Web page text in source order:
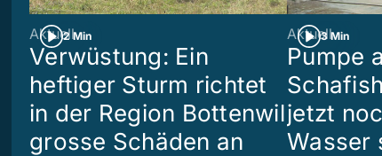
2 Min
Aktuell
Verwüstung: Ein
heftiger Sturm richtet
in der Region Bottenwil
grosse Schäden an
3 Min
Aktuell
Pumpe
jetzt
Wasser